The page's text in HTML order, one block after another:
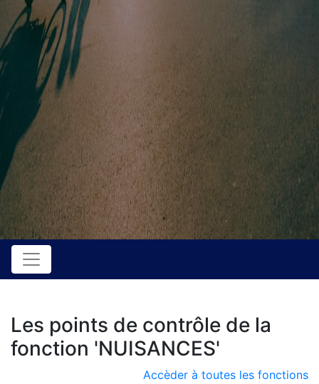
Les points de contrôle de la
fonction 'NUISANCES'
Accèder à toutes les fonctions